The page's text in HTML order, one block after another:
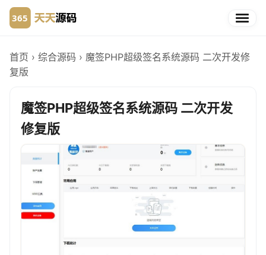
首页 › 综合源码 › 魔签PHP超级签名系统源码 二次开发修
复版
魔签PHP超级签名系统源码 二次开发
修复版